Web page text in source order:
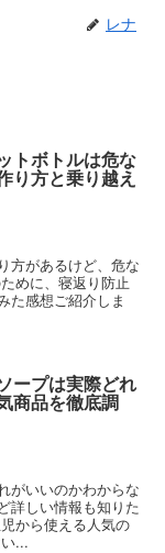
レナ
トボトルは危な
り方と乗り越え
方があるけど、危な
めに、寝返り防止
た感想ご紹介しま
ープは実際どれ
商品を徹底調
がいいのかわからな
詳しい情報も知りた
から使える人気の
...